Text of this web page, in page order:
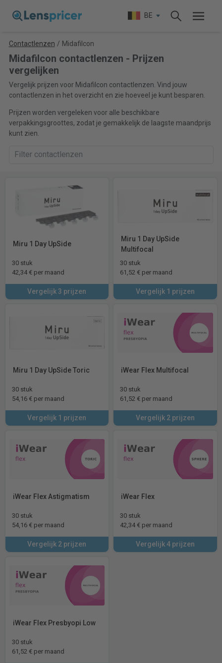
BE
Contactlenzen / Midafilcon
Midafilcon contactlenzen - Prijzen
vergelijken
Vergelijk prijzen voor Midafilcon contactlenzen. Vind jouw
contactlenzen in het overzicht en zie hoeveel je kunt besparen.
Prijzen worden vergeleken voor alle beschikbare
verpakkingsgroottes, zodat je gemakkelijk de laagste maandprijs
kunt zien.
Miru 1 Day UpSide
30 stuk
42,34 € per maand
Vergelijk 3 prijzen
Miru 1 Day UpSide
Multifocal
30 stuk
61,52 € per maand
Vergelijk 1 prijzen
Miru 1 Day UpSide Toric
30 stuk
54,16 € per maand
Vergelijk 1 prijzen
iWear Flex Multifocal
30 stuk
61,52 € per maand
Vergelijk 2 prijzen
iWear Flex Astigmatism
30 stuk
54,16 € per maand
Vergelijk 2 prijzen
iWear Flex
30 stuk
42,34 € per maand
Vergelijk 4 prijzen
iWear Flex Presbyopi Low
30 stuk
61,52 € per maand